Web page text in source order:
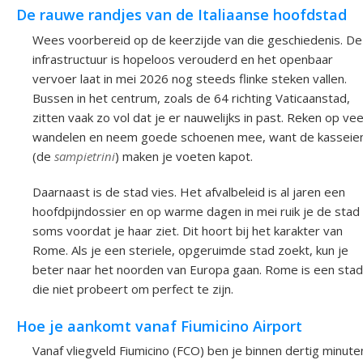
De rauwe randjes van de Italiaanse hoofdstad
Wees voorbereid op de keerzijde van die geschiedenis. De
infrastructuur is hopeloos verouderd en het openbaar
vervoer laat in mei 2026 nog steeds flinke steken vallen.
Bussen in het centrum, zoals de 64 richting Vaticaanstad,
zitten vaak zo vol dat je er nauwelijks in past. Reken op
wandelen en neem goede schoenen mee, want de
(de sampietrini) maken je voeten kapot.
Daarnaast is de stad vies. Het afvalbeleid is al jaren een
hoofdpijndossier en op warme dagen in mei ruik je de stad
soms voordat je haar ziet. Dit hoort bij het karakter van
Rome. Als je een steriele, opgeruimde stad zoekt, kun je
beter naar het noorden van Europa gaan. Rome is een stad
die niet probeert om perfect te zijn.
Hoe je aankomt vanaf Fiumicino Airport
Vanaf vliegveld Fiumicino (FCO) ben je binnen dertig